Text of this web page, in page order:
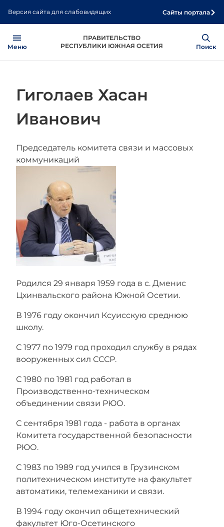
содержанию
Версия сайта для слабовидящих Сайты портала
ПРАВИТЕЛЬСТВО
РЕСПУБЛИКИ ЮЖНАЯ ОСЕТИЯ
Меню
Show
Поиск
Гиголаев Хасан
Иванович
Председатель комитета связи и массовых
коммуникаций
Родился 29 января 1959 года в с. Дменис
Цхинвальского района Южной Осетии.
В 1976 году окончил Ксуисскую среднюю
школу.
С 1977 по 1979 год проходил службу в рядах
вооруженных сил СССР.
С 1980 по 1981 год работал в
Производственно-техническом
объединении связи РЮО.
С сентября 1981 года - работа в органах
Комитета государственной безопасности
РЮО.
С 1983 по 1989 год учился в Грузинском
политехническом институте на факультет
автоматики, телемеханики и связи.
В 1994 году окончил общетехнический
факультет Юго-Осетинского